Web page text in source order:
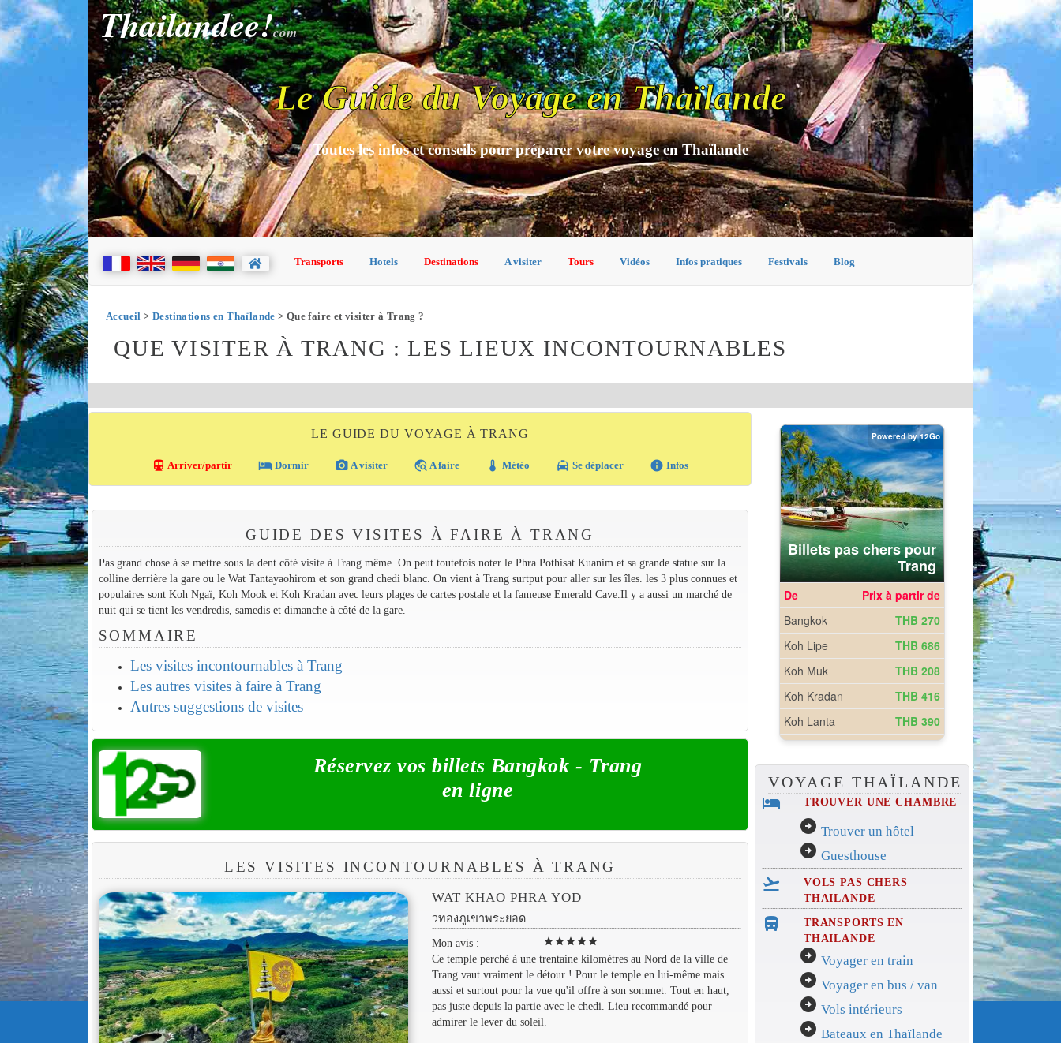
Thailandee!com
Le Guide du Voyage en Thaïlande
Toutes les infos et conseils pour préparer votre voyage en Thaïlande
Transports Hotels Destinations A visiter Tours Vidéos Infos pratiques Festivals Blog
Accueil > Destinations en Thaïlande > Que faire et visiter à Trang ?
QUE VISITER À TRANG : LES LIEUX INCONTOURNABLES
LE GUIDE DU VOYAGE À TRANG
directions_transit Arriver/partir local_hotel Dormir photo_camera A visiter travel_explore A faire thermostat Météo local_taxi Se déplacer info Infos
GUIDE DES VISITES À FAIRE À TRANG
Pas grand chose à se mettre sous la dent côté visite à Trang même. On peut toutefois noter le Phra Pothisat Kuanim et sa grande statue sur la
colline derrière la gare ou le Wat Tantayaohirom et son grand chedi blanc. On vient à Trang surtput pour aller sur les îles. les 3 plus connues et
populaires sont Koh Ngaï, Koh Mook et Koh Kradan avec leurs plages de cartes postale et la fameuse Emerald Cave.Il y a aussi un marché de
nuit qui se tient les vendredis, samedis et dimanche à côté de la gare.
SOMMAIRE
Les visites incontournables à Trang
Les autres visites à faire à Trang
Autres suggestions de visites
Réservez vos billets Bangkok - Trang
en ligne
LES VISITES INCONTOURNABLES À TRANG
WAT KHAO PHRA YOD
วทองภูเขาพระยอด
Mon avis :
starstarstarstarstar
Ce temple perché à une trentaine kilomètres au Nord de la ville de
Trang vaut vraiment le détour ! Pour le temple en lui-même mais
aussi et surtout pour la vue qu'il offre à son sommet. Tout en haut,
pas juste depuis la partie avec le chedi. Lieu recommandé pour
admirer le lever du soleil.
VOYAGE THAÏLANDE
hotel TROUVER UNE CHAMBRE
arrow_circle_right Trouver un hôtel
arrow_circle_right Guesthouse
flight_takeoff
VOLS PAS CHERS
THAILANDE
directions_bus_filled
TRANSPORTS EN
THAILANDE
arrow_circle_right Voyager en train
arrow_circle_right Voyager en bus / van
arrow_circle_right Vols intérieurs
arrow_circle_right Bateaux en Thaïlande